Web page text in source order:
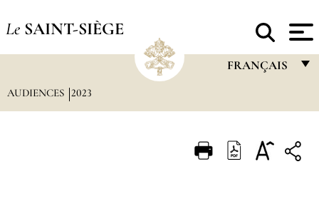
Le SAINT-SIÈGE
FRANÇAIS
ITALIANO
AUDIENCES 2023